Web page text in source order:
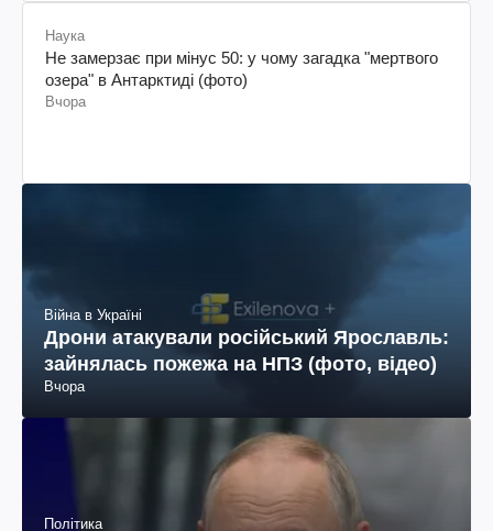
Наука
Не замерзає при мінус 50: у чому загадка "мертвого
озера" в Антарктиді (фото)
Вчора
Війна в Україні
Дрони атакували російський Ярославль:
зайнялась пожежа на НПЗ (фото, відео)
Вчора
Політика